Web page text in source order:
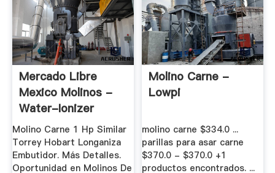
Mercado Libre
Mexico Molinos -
Water-Ionizer
Molino Carne 1 Hp Similar
Torrey Hobart Longaniza
Embutidor. Más Detalles.
Oportunidad en Molinos De
Molino Carne -
Lowpi
molino carne $334.0 ...
parillas para asar carne
$370.0 - $370.0 +1
productos encontrados. ...